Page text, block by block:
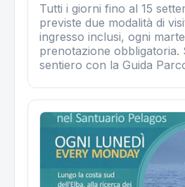
Tutti i giorni fino al 15
previste due modalità di
ingresso inclusi, ogni
prenotazione obbligatoria.
sentiero con la Guida